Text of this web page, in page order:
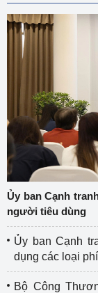
Ủy ban Cạnh
người tiêu dùng
Ủy ban Cạnh
dụng các loại
Bộ Công